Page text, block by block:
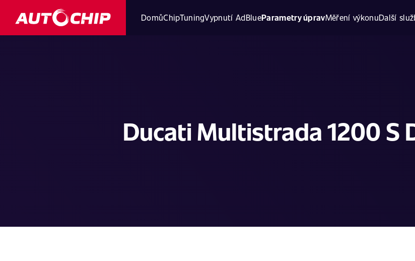
DomůChipTuningVypnutí AdBlueParametry úpravMěření výkonuDalší
Ducati Multistrada 1200 S